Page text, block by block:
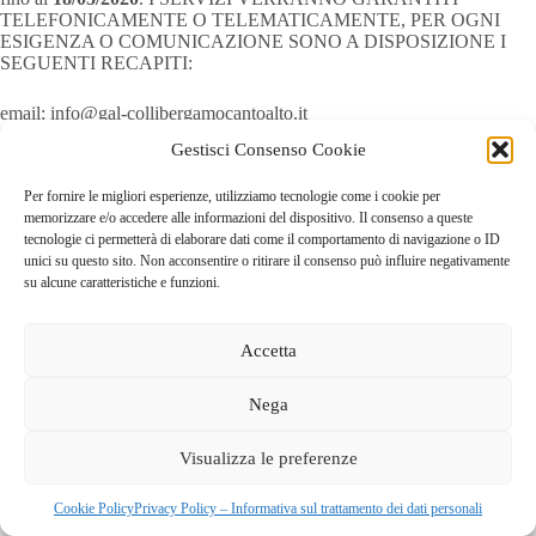
Gestisci Consenso Cookie
Per fornire le migliori esperienze, utilizziamo tecnologie come i cookie per
memorizzare e/o accedere alle informazioni del dispositivo. Il consenso a queste
tecnologie ci permetterà di elaborare dati come il comportamento di navigazione o ID
unici su questo sito. Non acconsentire o ritirare il consenso può influire negativamente
su alcune caratteristiche e funzioni.
Accetta
Nega
Visualizza le preferenze
Cookie PolicyPrivacy Policy – Informativa sul trattamento dei dati personali
TELEFONICAMENTE O TELEMATICAMENTE, PER OGNI
ESIGENZA O COMUNICAZIONE SONO A DISPOSIZIONE I
SEGUENTI RECAPITI:
email: info@gal-collibergamocantoalto.it
Via Valmarina, 25 – 24123Bergamo| C.F. 04240740169 –
Copyright © 2026 - Tema WordPress sviluppato daCreative
Themes